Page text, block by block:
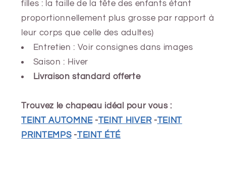
filles : la taille de la tête des enfants étant
proportionnellement plus grosse par rapport à
leur corps que celle des adultes)
Entretien : Voir consignes dans images
Saison : Hiver
Livraison standard offerte
Trouvez le chapeau idéal pour vous :
TEINT AUTOMNE-TEINT HIVER-TEINT
PRINTEMPS-TEINT ÉTÉ